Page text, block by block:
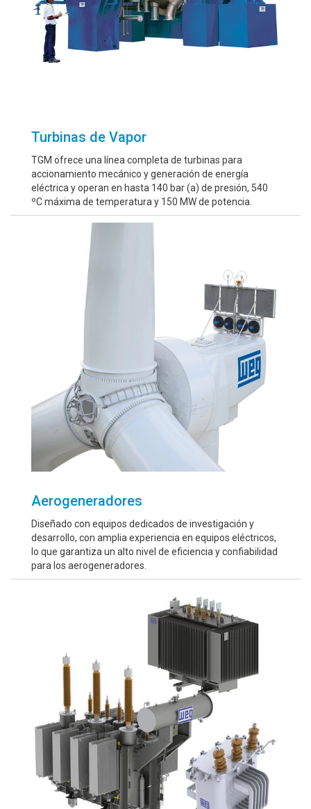
Turbinas de Vapor
TGM ofrece una línea completa de turbinas para
accionamiento mecánico y generación de energía
eléctrica y operan en hasta 140 bar (a) de presión, 540
ºC máxima de temperatura y 150 MW de potencia.
Aerogeneradores
Diseñado con equipos dedicados de investigación y
desarrollo, con amplia experiencia en equipos eléctricos,
lo que garantiza un alto nivel de eficiencia y confiabilidad
para los aerogeneradores.